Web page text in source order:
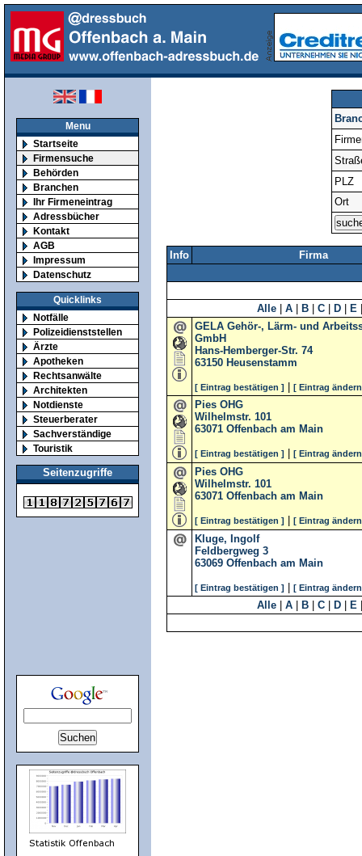
Menu
Startseite
Firmensuche
Behörden
Branchen
Ihr Firmeneintrag
Adressbücher
Kontakt
AGB
Impressum
Datenschutz
Quicklinks
Notfälle
Polizeidienststellen
Ärzte
Apotheken
Rechtsanwälte
Architekten
Notdienste
Steuerberater
Sachverständige
Touristik
Seitenzugriffe
PLZ
Ort
Info Firma
Alle A B C D E
GELA Gehör-, Lärm- und
GmbH
Hans-Hemberger-Str. 74
63150 Heusenstamm
[ Eintrag bestätigen ] [ Eintrag
Pies OHG
Wilhelmstr. 101
63071 Offenbach am Main
[ Eintrag bestätigen ] [ Eintrag
Pies OHG
Wilhelmstr. 101
63071 Offenbach am Main
[ Eintrag bestätigen ] [ Eintrag
Kluge, Ingolf
Feldbergweg 3
63069 Offenbach am Main
[ Eintrag bestätigen ] [ Eintrag
Alle A B C D E